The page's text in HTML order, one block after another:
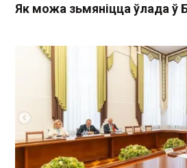
Як можа зьмяніцца ўлада ў